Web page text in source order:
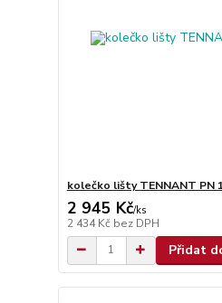
kolečko lišty TENNANT PN
2 945 Kč/ks
2 434 Kč bez DPH
Přidat